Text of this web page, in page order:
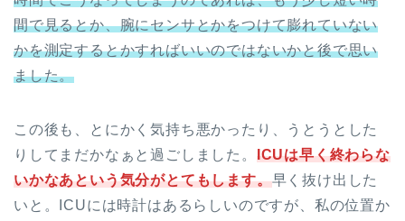
間で見るとか、腕にセンサとかをつけて膨れていない
かを測定するとかすればいいのではないかと後で思い
ました。
この後も、とにかく気持ち悪かったり、うとうとした
りしてまだかなぁと過ごしました。 ICUは早く終わらな
いかなあという気分がとてもします。早く抜け出した
いと。ICUには時計はあるらしいのですが、私の位置か